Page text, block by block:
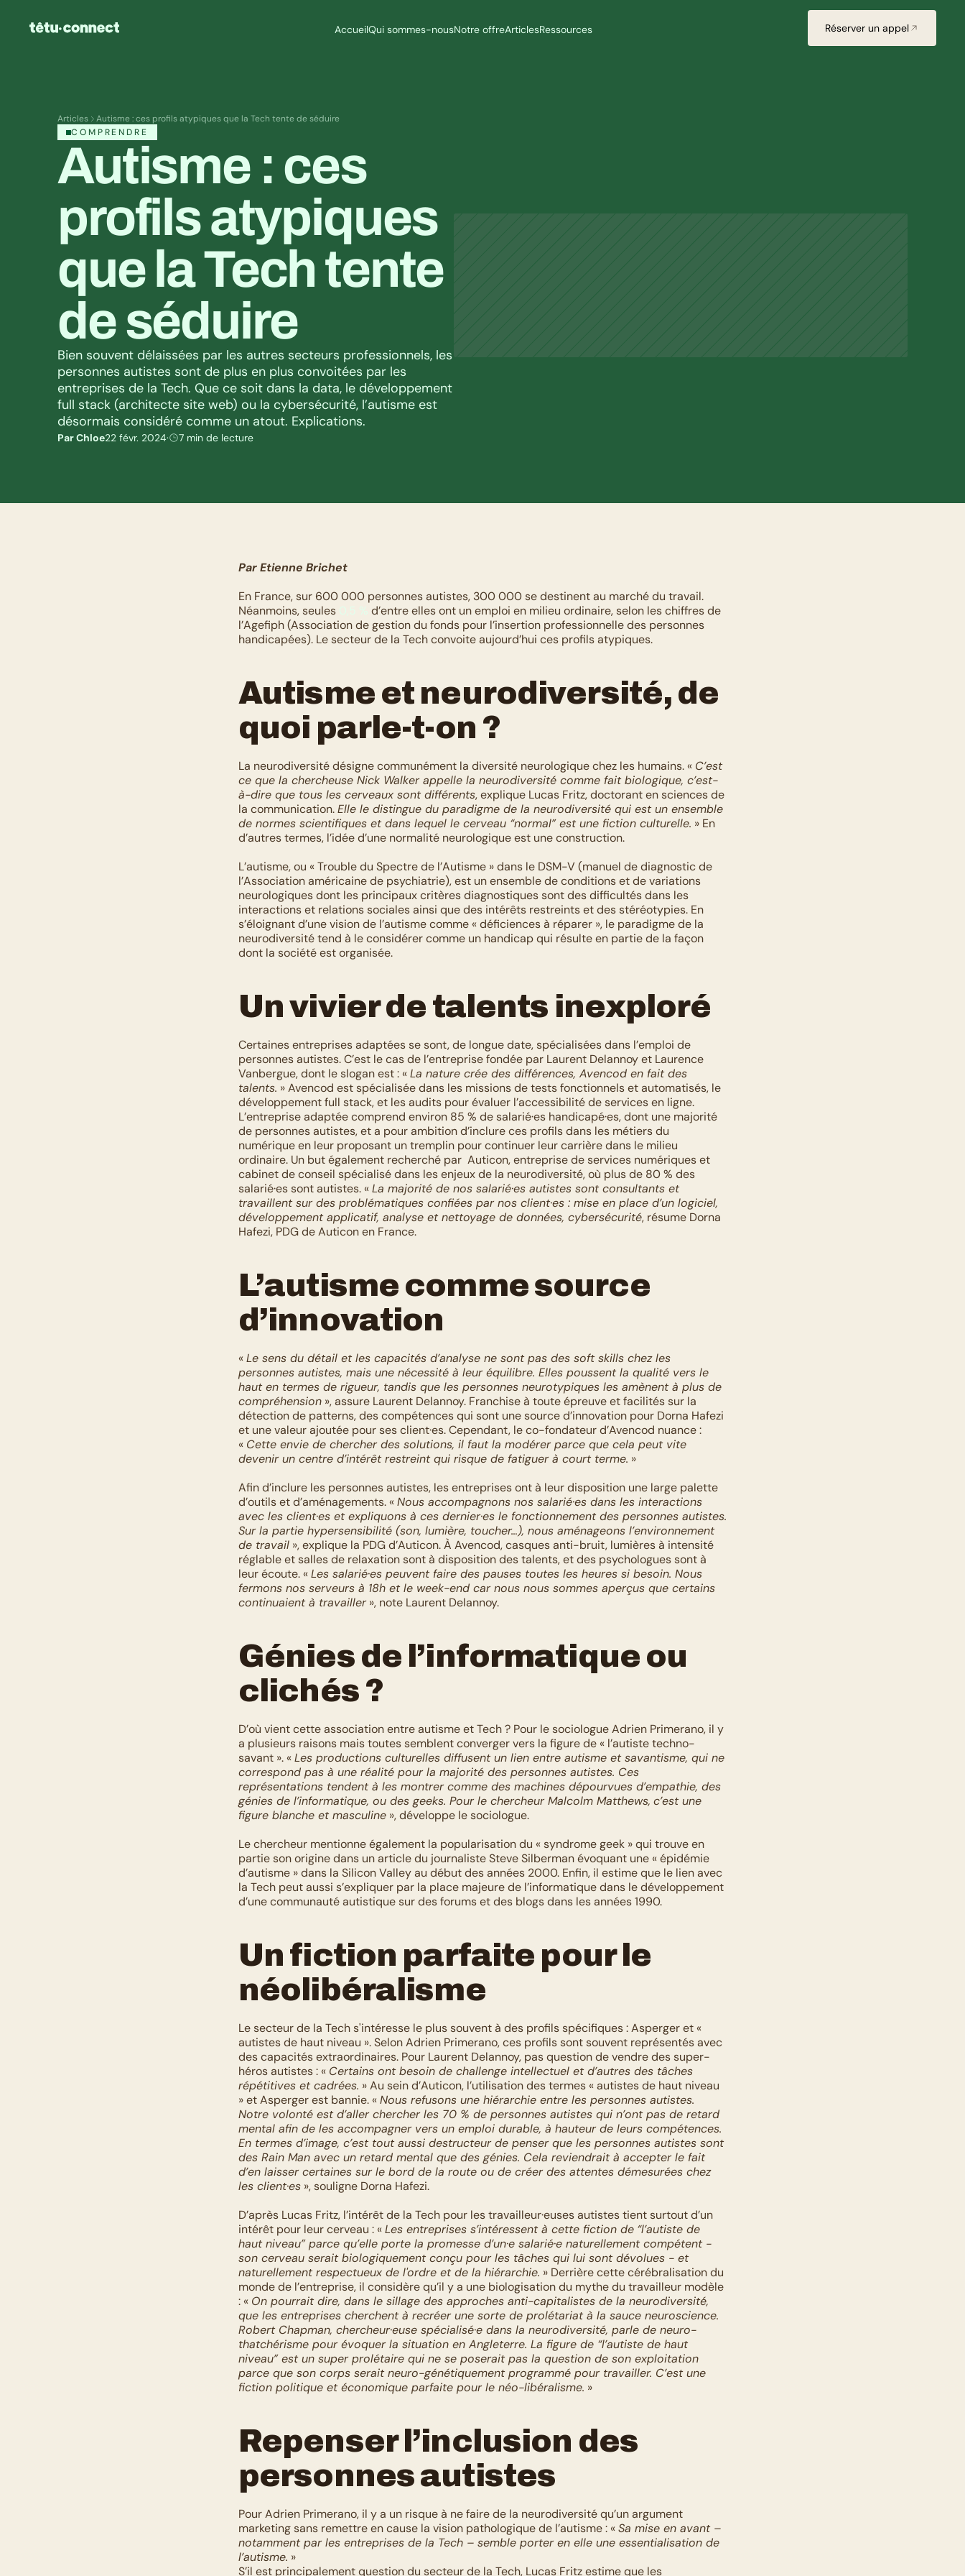
AccueilQui sommes-nousNotre offreArticlesRessources Réserver un appel
Articles
Autisme : ces profils atypiques que la Tech tente de séduire
COMPRENDRE
Autisme : ces
profils atypiques
que la Tech tente
de séduire
Bien souvent délaissées par les autres secteurs professionnels, les
personnes autistes sont de plus en plus convoitées par les
entreprises de la Tech. Que ce soit dans la data, le développement
full stack (architecte site web) ou la cybersécurité, l’autisme est
désormais considéré comme un atout. Explications.
Par Chloe22 févr. 2024· 7 min de lecture
Par Etienne Brichet
En France, sur 600 000 personnes autistes, 300 000 se destinent au marché du travail.
Néanmoins, seules
d’entre elles ont un emploi en milieu ordinaire, selon les chiffres de
l’Agefiph (Association de gestion du fonds pour l’insertion professionnelle des personnes
handicapées). Le secteur de la Tech convoite aujourd’hui ces profils atypiques.
Autisme et neurodiversité, de
quoi parle-t-on ?
La neurodiversité désigne communément la diversité neurologique chez les humains. « C’est
ce que la chercheuse Nick Walker appelle la neurodiversité comme fait biologique, c’est-
à-dire que tous les cerveaux sont différents, explique Lucas Fritz, doctorant en sciences de
la communication. Elle le distingue du paradigme de la neurodiversité qui est un ensemble
de normes scientifiques et dans lequel le cerveau “normal” est une fiction culturelle. » En
d’autres termes, l’idée d’une normalité neurologique est une construction.
L’autisme, ou « Trouble du Spectre de l’Autisme » dans le DSM-V (manuel de diagnostic de
l’Association américaine de psychiatrie), est un ensemble de conditions et de variations
neurologiques dont les principaux critères diagnostiques sont des difficultés dans les
interactions et relations sociales ainsi que des intérêts restreints et des stéréotypies. En
s’éloignant d’une vision de l’autisme comme « déficiences à réparer », le paradigme de la
neurodiversité tend à le considérer comme un handicap qui résulte en partie de la façon
dont la société est organisée.
Un vivier de talents inexploré
Certaines entreprises adaptées se sont, de longue date, spécialisées dans l’emploi de
personnes autistes. C’est le cas de l’entreprise fondée par Laurent Delannoy et Laurence
Vanbergue, dont le slogan est : « La nature crée des différences, Avencod en fait des
talents. » Avencod est spécialisée dans les missions de tests fonctionnels et automatisés, le
développement full stack, et les audits pour évaluer l’accessibilité de services en ligne.
L’entreprise adaptée comprend environ 85 % de salarié·es handicapé·es, dont une majorité
de personnes autistes, et a pour ambition d’inclure ces profils dans les métiers du
numérique en leur proposant un tremplin pour continuer leur carrière dans le milieu
ordinaire. Un but également recherché par  Auticon, entreprise de services numériques et
cabinet de conseil spécialisé dans les enjeux de la neurodiversité, où plus de 80 % des
salarié·es sont autistes. « La majorité de nos salarié·es autistes sont consultants et
travaillent sur des problématiques confiées par nos client·es : mise en place d’un logiciel,
développement applicatif, analyse et nettoyage de données, cybersécurité, résume Dorna
Hafezi, PDG de Auticon en France.
L’autisme comme source
d’innovation
« Le sens du détail et les capacités d’analyse ne sont pas des soft skills chez les
personnes autistes, mais une nécessité à leur équilibre. Elles poussent la qualité vers le
haut en termes de rigueur, tandis que les personnes neurotypiques les amènent à plus de
compréhension », assure Laurent Delannoy. Franchise à toute épreuve et facilités sur la
détection de patterns, des compétences qui sont une source d’innovation pour Dorna Hafezi
et une valeur ajoutée pour ses client·es. Cependant, le co-fondateur d’Avencod nuance :
« Cette envie de chercher des solutions, il faut la modérer parce que cela peut vite
devenir un centre d’intérêt restreint qui risque de fatiguer à court terme. »
Afin d’inclure les personnes autistes, les entreprises ont à leur disposition une large palette
d’outils et d’aménagements. « Nous accompagnons nos salarié·es dans les interactions
avec les client·es et expliquons à ces dernier·es le fonctionnement des personnes autistes.
Sur la partie hypersensibilité (son, lumière, toucher…), nous aménageons l’environnement
de travail », explique la PDG d’Auticon. À Avencod, casques anti-bruit, lumières à intensité
réglable et salles de relaxation sont à disposition des talents, et des psychologues sont à
leur écoute. « Les salarié·es peuvent faire des pauses toutes les heures si besoin. Nous
fermons nos serveurs à 18h et le week-end car nous nous sommes aperçus que certains
continuaient à travailler », note Laurent Delannoy.
Génies de l’informatique ou
clichés ?
D’où vient cette association entre autisme et Tech ? Pour le sociologue Adrien Primerano, il y
a plusieurs raisons mais toutes semblent converger vers la figure de « l’autiste techno-
savant ». « Les productions culturelles diffusent un lien entre autisme et savantisme, qui ne
correspond pas à une réalité pour la majorité des personnes autistes. Ces
représentations tendent à les montrer comme des machines dépourvues d’empathie, des
génies de l’informatique, ou des geeks. Pour le chercheur Malcolm Matthews, c’est une
figure blanche et masculine », développe le sociologue.
Le chercheur mentionne également la popularisation du « syndrome geek » qui trouve en
partie son origine dans un article du journaliste Steve Silberman évoquant une « épidémie
d’autisme » dans la Silicon Valley au début des années 2000. Enfin, il estime que le lien avec
la Tech peut aussi s’expliquer par la place majeure de l’informatique dans le développement
d’une communauté autistique sur des forums et des blogs dans les années 1990.
Un fiction parfaite pour le
néolibéralisme
Le secteur de la Tech s'intéresse le plus souvent à des profils spécifiques : Asperger et «
autistes de haut niveau ». Selon Adrien Primerano, ces profils sont souvent représentés avec
des capacités extraordinaires. Pour Laurent Delannoy, pas question de vendre des super-
héros autistes : « Certains ont besoin de challenge intellectuel et d’autres des tâches
répétitives et cadrées. » Au sein d’Auticon, l’utilisation des termes « autistes de haut niveau
» et Asperger est bannie. « Nous refusons une hiérarchie entre les personnes autistes.
Notre volonté est d’aller chercher les 70 % de personnes autistes qui n’ont pas de retard
mental afin de les accompagner vers un emploi durable, à hauteur de leurs compétences.
En termes d’image, c’est tout aussi destructeur de penser que les personnes autistes sont
des Rain Man avec un retard mental que des génies. Cela reviendrait à accepter le fait
d’en laisser certaines sur le bord de la route ou de créer des attentes démesurées chez
les client·es », souligne Dorna Hafezi.
D’après Lucas Fritz, l’intérêt de la Tech pour les travailleur·euses autistes tient surtout d’un
intérêt pour leur cerveau : « Les entreprises s’intéressent à cette fiction de “l’autiste de
haut niveau” parce qu’elle porte la promesse d’un·e salarié·e naturellement compétent -
son cerveau serait biologiquement conçu pour les tâches qui lui sont dévolues - et
naturellement respectueux de l'ordre et de la hiérarchie. » Derrière cette cérébralisation du
monde de l’entreprise, il considère qu’il y a une biologisation du mythe du travailleur modèle
: « On pourrait dire, dans le sillage des approches anti-capitalistes de la neurodiversité,
que les entreprises cherchent à recréer une sorte de prolétariat à la sauce neuroscience.
Robert Chapman, chercheur·euse spécialisé·e dans la neurodiversité, parle de neuro-
thatchérisme pour évoquer la situation en Angleterre. La figure de “l’autiste de haut
niveau” est un super prolétaire qui ne se poserait pas la question de son exploitation
parce que son corps serait neuro-génétiquement programmé pour travailler. C’est une
fiction politique et économique parfaite pour le néo-libéralisme. »
Repenser l’inclusion des
personnes autistes
Pour Adrien Primerano, il y a un risque à ne faire de la neurodiversité qu’un argument
marketing sans remettre en cause la vision pathologique de l’autisme : « Sa mise en avant –
notamment par les entreprises de la Tech – semble porter en elle une essentialisation de
l’autisme. »
S’il est principalement question du secteur de la Tech, Lucas Fritz estime que les